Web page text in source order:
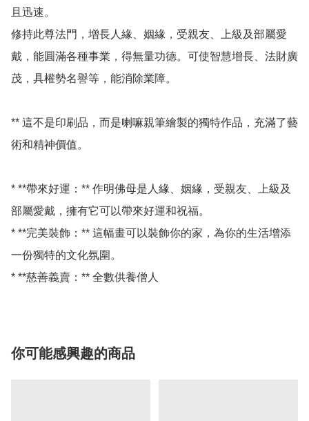
且迅速。
修持此尊法門，增長人緣、姻緣，受親友、上級及部屬愛
戴，能圓滿各種事業，得無量功德。可使智慧增長、法財廣
茂，具權勢名譽等，能消除業障。
** 這不是印刷品，而是喇嘛親筆繪製的獨特作品，充滿了藝
術和精神價值。
* **帶來好運：** 作明佛母是人緣、姻緣，受親友、上級及
部屬愛戴，擁有它可以帶來好運和祝福。
* **完美裝飾：** 這幅畫可以裝飾你的家，為你的生活增添
一份獨特的文化氛圍。
你可能感興趣的商品